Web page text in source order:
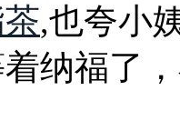
,也夸小
纳福了